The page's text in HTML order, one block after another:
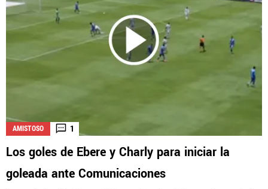
AMISTOSO 1
Los goles de Ebere y Charly para iniciar la
goleada ante Comunicaciones